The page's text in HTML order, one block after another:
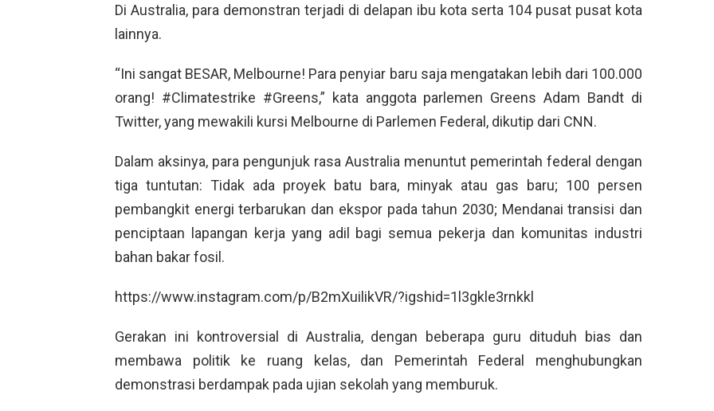
Di Australia, para demonstran terjadi di delapan ibu kota serta 104 pusat pusat kota
lainnya.
“Ini sangat BESAR, Melbourne! Para penyiar baru saja mengatakan lebih dari 100.000
orang! #Climatestrike #Greens,” kata anggota parlemen Greens Adam Bandt di
Twitter, yang mewakili kursi Melbourne di Parlemen Federal, dikutip dari CNN.
Dalam aksinya, para pengunjuk rasa Australia menuntut pemerintah federal dengan
tiga tuntutan: Tidak ada proyek batu bara, minyak atau gas baru; 100 persen
pembangkit energi terbarukan dan ekspor pada tahun 2030; Mendanai transisi dan
penciptaan lapangan kerja yang adil bagi semua pekerja dan komunitas industri
bahan bakar fosil.
https://www.instagram.com/p/B2mXuilikVR/?igshid=1l3gkle3rnkkl
Gerakan ini kontroversial di Australia, dengan beberapa guru dituduh bias dan
membawa politik ke ruang kelas, dan Pemerintah Federal menghubungkan
demonstrasi berdampak pada ujian sekolah yang memburuk.